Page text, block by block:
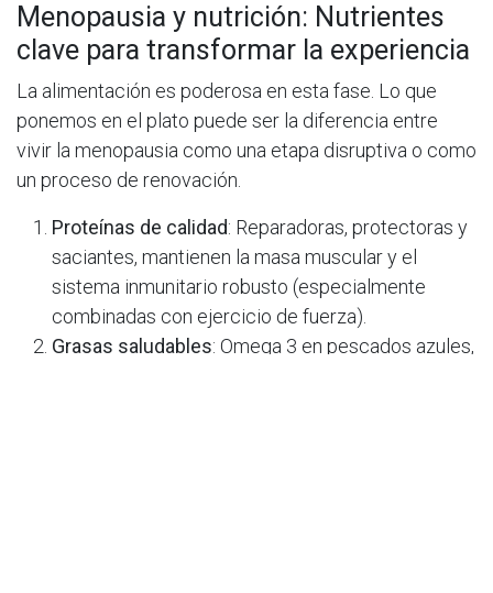
Menopausia y nutrición: Nutrientes
clave para transformar la experiencia
La alimentación es poderosa en esta fase. Lo que
ponemos en el plato puede ser la diferencia entre
vivir la menopausia como una etapa disruptiva o como
un proceso de renovación.
Proteínas de calidad: Reparadoras, protectoras y
saciantes, mantienen la masa muscular y el
sistema inmunitario robusto (especialmente
combinadas con ejercicio de fuerza).
Grasas saludables: Omega 3 en pescados azules,